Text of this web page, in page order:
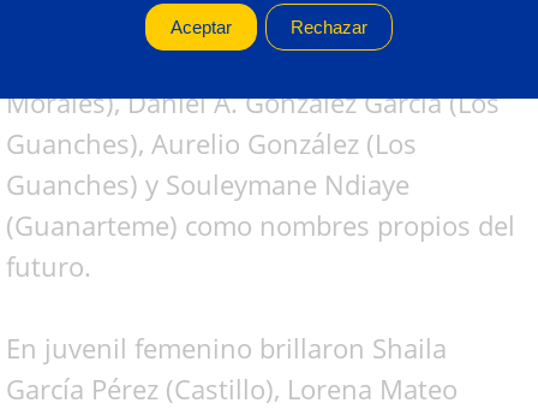
Hernández (Unión Agüimes), Omar Thior
(Los Guanches), Malick Ndiaye (Castro
Morales), Daniel A. González García (Los
Guanches), Aurelio González (Los
Guanches) y Souleymane Ndiaye
(Guanarteme) como nombres propios del
futuro.
En juvenil femenino brillaron Shaila
García Pérez (Castillo), Lorena Mateo